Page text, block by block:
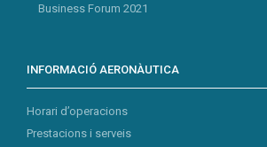
Business Forum 2021
INFORMACIÓ AERONÀUTICA
Horari d’operacions
Prestacions i serveis